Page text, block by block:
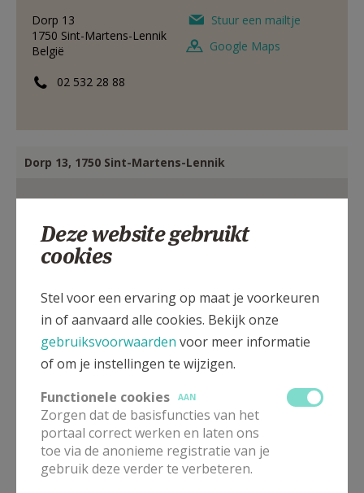
MIJN PAROCHIE
AANMELDEN OF REGISTREREN
Dorp 13
1750 Sint-Martens-Lennik
België
02 532 28 88
Stuur een mailtje
Google Maps
Dorp 13, 1750 Sint-Martens-Lennik
pastoor
Deze website gebruikt
cookies
Stel voor een ervaring op maat je voorkeuren
in of aanvaard alle cookies. Bekijk onze
gebruiksvoorwaarden voor meer informatie
of om je instellingen te wijzigen.
Functionele cookies
AAN
Zorgen dat de basisfuncties van het
portaal correct werken en laten ons
toe via de anonieme registratie van je
gebruik deze verder te verbeteren.